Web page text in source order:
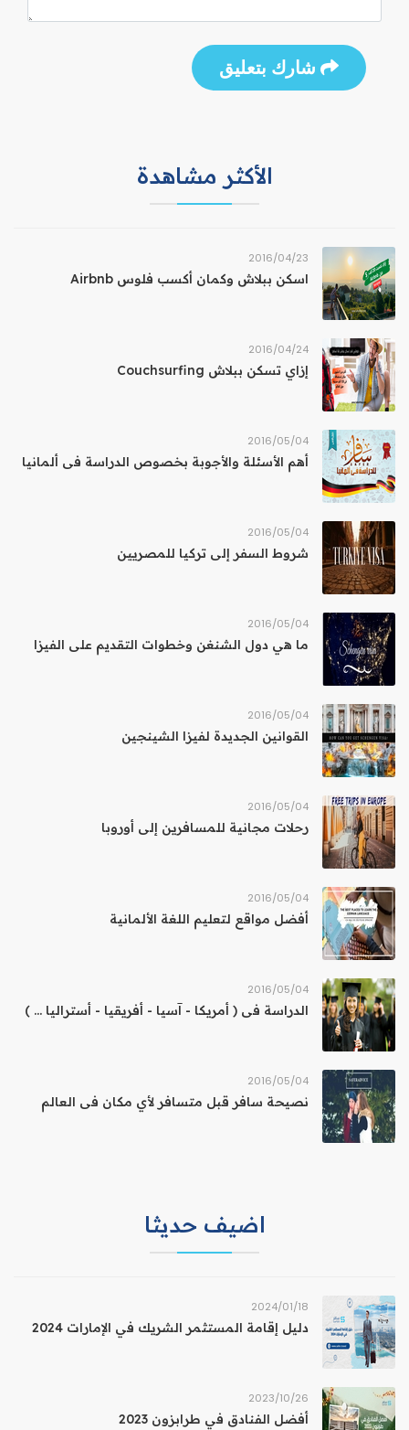
شارك بتعليق
الأكثر مشاهدة
23‏/04‏/2016
اسكن ببلاش وكمان أكسب فلوس Airbnb
24‏/04‏/2016
إزاي تسكن ببلاش Couchsurfing
04‏/05‏/2016
أهم الأسئلة والأجوبة بخصوص الدراسة فى ألمانيا
04‏/05‏/2016
شروط السفر إلى تركيا للمصريين
04‏/05‏/2016
ما هي دول الشنغن وخطوات التقديم على الفيزا
04‏/05‏/2016
القوانين الجديدة لفيزا الشينجين
04‏/05‏/2016
رحلات مجانية للمسافرين إلى أوروبا
04‏/05‏/2016
أفضل مواقع لتعليم اللغة الألمانية
04‏/05‏/2016
الدراسة فى ( أمريكا - آسيا - أفريقيا - أستراليا ... )
04‏/05‏/2016
نصيحة سافر قبل متسافر لأي مكان فى العالم
اضيف حديثا
18‏/01‏/2024
دليل إقامة المستثمر الشريك في الإمارات 2024
26‏/10‏/2023
أفضل الفنادق في طرابزون 2023